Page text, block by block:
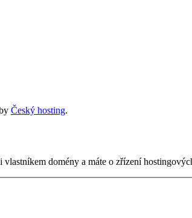
Český hosting.
vlastníkem domény a máte o zřízení